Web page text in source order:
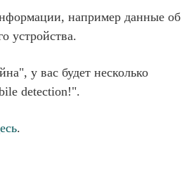
например данные об
устройства.
у вас будет несколько
detection!".
.